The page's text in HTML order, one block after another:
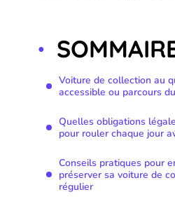
Voiture de collection au
accessible ou parcours
Quelles obligations
pour rouler chaque jour
Conseils pratiques pour
préserver sa voiture de
régulier